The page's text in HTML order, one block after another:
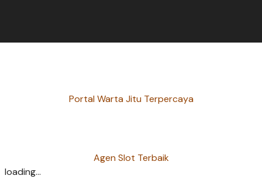
Portal Warta Jitu Terpercaya
Agen Slot Terbaik
loading...